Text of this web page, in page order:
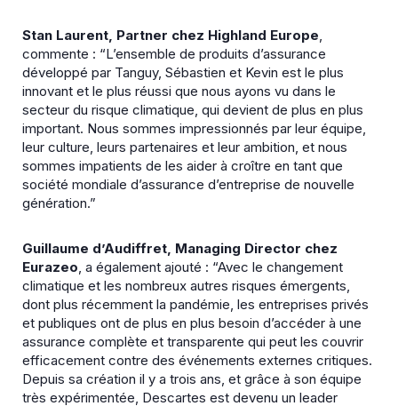
Stan Laurent, Partner chez Highland Europe,
commente : “L’ensemble de produits d’assurance
développé par Tanguy, Sébastien et Kevin est le plus
innovant et le plus réussi que nous ayons vu dans le
secteur du risque climatique, qui devient de plus en plus
important. Nous sommes impressionnés par leur équipe,
leur culture, leurs partenaires et leur ambition, et nous
sommes impatients de les aider à croître en tant que
société mondiale d’assurance d’entreprise de nouvelle
génération.”
Guillaume d’Audiffret, Managing Director chez
Eurazeo, a également ajouté : “Avec le changement
climatique et les nombreux autres risques émergents,
dont plus récemment la pandémie, les entreprises privés
et publiques ont de plus en plus besoin d’accéder à une
assurance complète et transparente qui peut les couvrir
efficacement contre des événements externes critiques.
Depuis sa création il y a trois ans, et grâce à son équipe
très expérimentée, Descartes est devenu un leader